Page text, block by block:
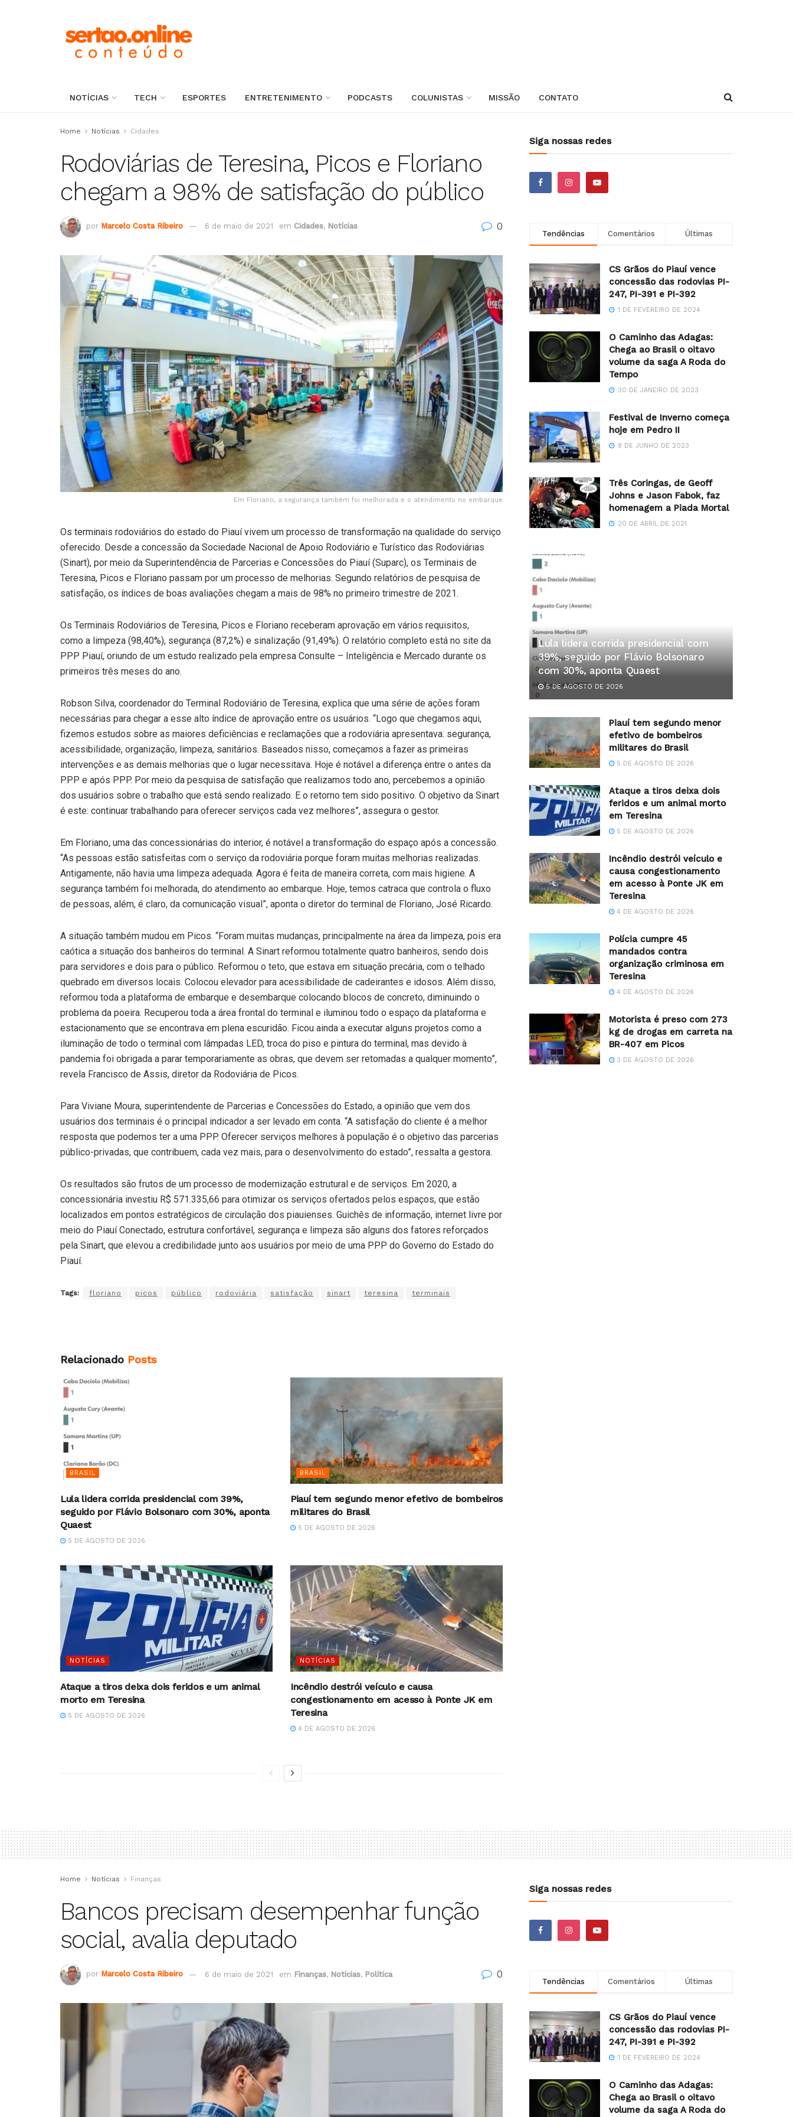
NOTÍCIAS TECH ESPORTES ENTRETENIMENTO PODCASTS COLUNISTAS MISSÃO CONTATO
Home Notícias Cidades
Rodoviárias de Teresina, Picos e Floriano
chegam a 98% de satisfação do público
por Marcelo Costa Ribeiro 6 de maio de 2021 em Cidades, Notícias 0
Em Floriano, a segurança também foi melhorada e o atendimento no embarque
Os terminais rodoviários do estado do Piauí vivem um processo de transformação na qualidade do serviço
oferecido. Desde a concessão da Sociedade Nacional de Apoio Rodoviário e Turístico das Rodoviárias
(Sinart), por meio da Superintendência de Parcerias e Concessões do Piauí (Suparc), os Terminais de
Teresina, Picos e Floriano passam por um processo de melhorias. Segundo relatórios de pesquisa de
satisfação, os índices de boas avaliações chegam a mais de 98% no primeiro trimestre de 2021.
Os Terminais Rodoviários de Teresina, Picos e Floriano receberam aprovação em vários requisitos,
como a limpeza (98,40%), segurança (87,2%) e sinalização (91,49%). O relatório completo está no site da
PPP Piauí, oriundo de um estudo realizado pela empresa Consulte – Inteligência e Mercado durante os
primeiros três meses do ano.
Robson Silva, coordenador do Terminal Rodoviário de Teresina, explica que uma série de ações foram
necessárias para chegar a esse alto índice de aprovação entre os usuários. “Logo que chegamos aqui,
fizemos estudos sobre as maiores deficiências e reclamações que a rodoviária apresentava: segurança,
acessibilidade, organização, limpeza, sanitários. Baseados nisso, começamos a fazer as primeiras
intervenções e as demais melhorias que o lugar necessitava. Hoje é notável a diferença entre o antes da
PPP e após PPP. Por meio da pesquisa de satisfação que realizamos todo ano, percebemos a opinião
dos usuários sobre o trabalho que está sendo realizado. E o retorno tem sido positivo. O objetivo da Sinart
é este: continuar trabalhando para oferecer serviços cada vez melhores”, assegura o gestor.
Em Floriano, uma das concessionárias do interior, é notável a transformação do espaço após a concessão.
“As pessoas estão satisfeitas com o serviço da rodoviária porque foram muitas melhorias realizadas.
Antigamente, não havia uma limpeza adequada. Agora é feita de maneira correta, com mais higiene. A
segurança também foi melhorada, do atendimento ao embarque. Hoje, temos catraca que controla o fluxo
de pessoas, além, é claro, da comunicação visual”, aponta o diretor do terminal de Floriano, José Ricardo.
A situação também mudou em Picos. “Foram muitas mudanças, principalmente na área da limpeza, pois era
caótica a situação dos banheiros do terminal. A Sinart reformou totalmente quatro banheiros, sendo dois
para servidores e dois para o público. Reformou o teto, que estava em situação precária, com o telhado
quebrado em diversos locais. Colocou elevador para acessibilidade de cadeirantes e idosos. Além disso,
reformou toda a plataforma de embarque e desembarque colocando blocos de concreto, diminuindo o
problema da poeira. Recuperou toda a área frontal do terminal e iluminou todo o espaço da plataforma e
estacionamento que se encontrava em plena escuridão. Ficou ainda a executar alguns projetos como a
iluminação de todo o terminal com lâmpadas LED, troca do piso e pintura do terminal, mas devido à
pandemia foi obrigada a parar temporariamente as obras, que devem ser retomadas a qualquer momento”,
revela Francisco de Assis, diretor da Rodoviária de Picos.
Para Viviane Moura, superintendente de Parcerias e Concessões do Estado, a opinião que vem dos
usuários dos terminais é o principal indicador a ser levado em conta. “A satisfação do cliente é a melhor
resposta que podemos ter a uma PPP. Oferecer serviços melhores à população é o objetivo das parcerias
público-privadas, que contribuem, cada vez mais, para o desenvolvimento do estado”, ressalta a gestora.
Os resultados são frutos de um processo de modernização estrutural e de serviços. Em 2020, a
concessionária investiu R$ 571.335,66 para otimizar os serviços ofertados pelos espaços, que estão
localizados em pontos estratégicos de circulação dos piauienses. Guichês de informação, internet livre por
meio do Piauí Conectado, estrutura confortável, segurança e limpeza são alguns dos fatores reforçados
pela Sinart, que elevou a credibilidade junto aos usuários por meio de uma PPP do Governo do Estado do
Piauí.
Tags: floriano picos público rodoviária satisfação sinart teresina terminais
Relacionado Posts
BRASIL
Lula lidera corrida presidencial com 39%,
seguido por Flávio Bolsonaro com 30%, aponta
Quaest
5 DE AGOSTO DE 2026
BRASIL
Piauí tem segundo menor efetivo de bombeiros
militares do Brasil
5 DE AGOSTO DE 2026
NOTÍCIAS
Ataque a tiros deixa dois feridos e um animal
morto em Teresina
5 DE AGOSTO DE 2026
NOTÍCIAS
Incêndio destrói veículo e causa
congestionamento em acesso à Ponte JK em
Teresina
4 DE AGOSTO DE 2026
Siga nossas redes
Tendências Comentários Últimas
CS Grãos do Piauí vence
concessão das rodovias PI-
247, PI-391 e PI-392
1 DE FEVEREIRO DE 2024
O Caminho das Adagas:
Chega ao Brasil o oitavo
volume da saga A Roda do
Tempo
30 DE JANEIRO DE 2023
Festival de Inverno começa
hoje em Pedro II
8 DE JUNHO DE 2023
Três Coringas, de Geoff
Johns e Jason Fabok, faz
homenagem a Piada Mortal
20 DE ABRIL DE 2021
Lula lidera corrida presidencial com
39%, seguido por Flávio Bolsonaro
com 30%, aponta Quaest
5 DE AGOSTO DE 2026
Piauí tem segundo menor
efetivo de bombeiros
militares do Brasil
5 DE AGOSTO DE 2026
Ataque a tiros deixa dois
feridos e um animal morto
em Teresina
5 DE AGOSTO DE 2026
Incêndio destrói veículo e
causa congestionamento
em acesso à Ponte JK em
Teresina
4 DE AGOSTO DE 2026
Polícia cumpre 45
mandados contra
organização criminosa em
Teresina
4 DE AGOSTO DE 2026
Motorista é preso com 273
kg de drogas em carreta na
BR-407 em Picos
3 DE AGOSTO DE 2026
Home Notícias Finanças
Bancos precisam desempenhar função
social, avalia deputado
por Marcelo Costa Ribeiro 6 de maio de 2021 em Finanças, Notícias, Política 0
Siga nossas redes
Tendências Comentários Últimas
CS Grãos do Piauí vence
concessão das rodovias PI-
247, PI-391 e PI-392
1 DE FEVEREIRO DE 2024
O Caminho das Adagas:
Chega ao Brasil o oitavo
volume da saga A Roda do